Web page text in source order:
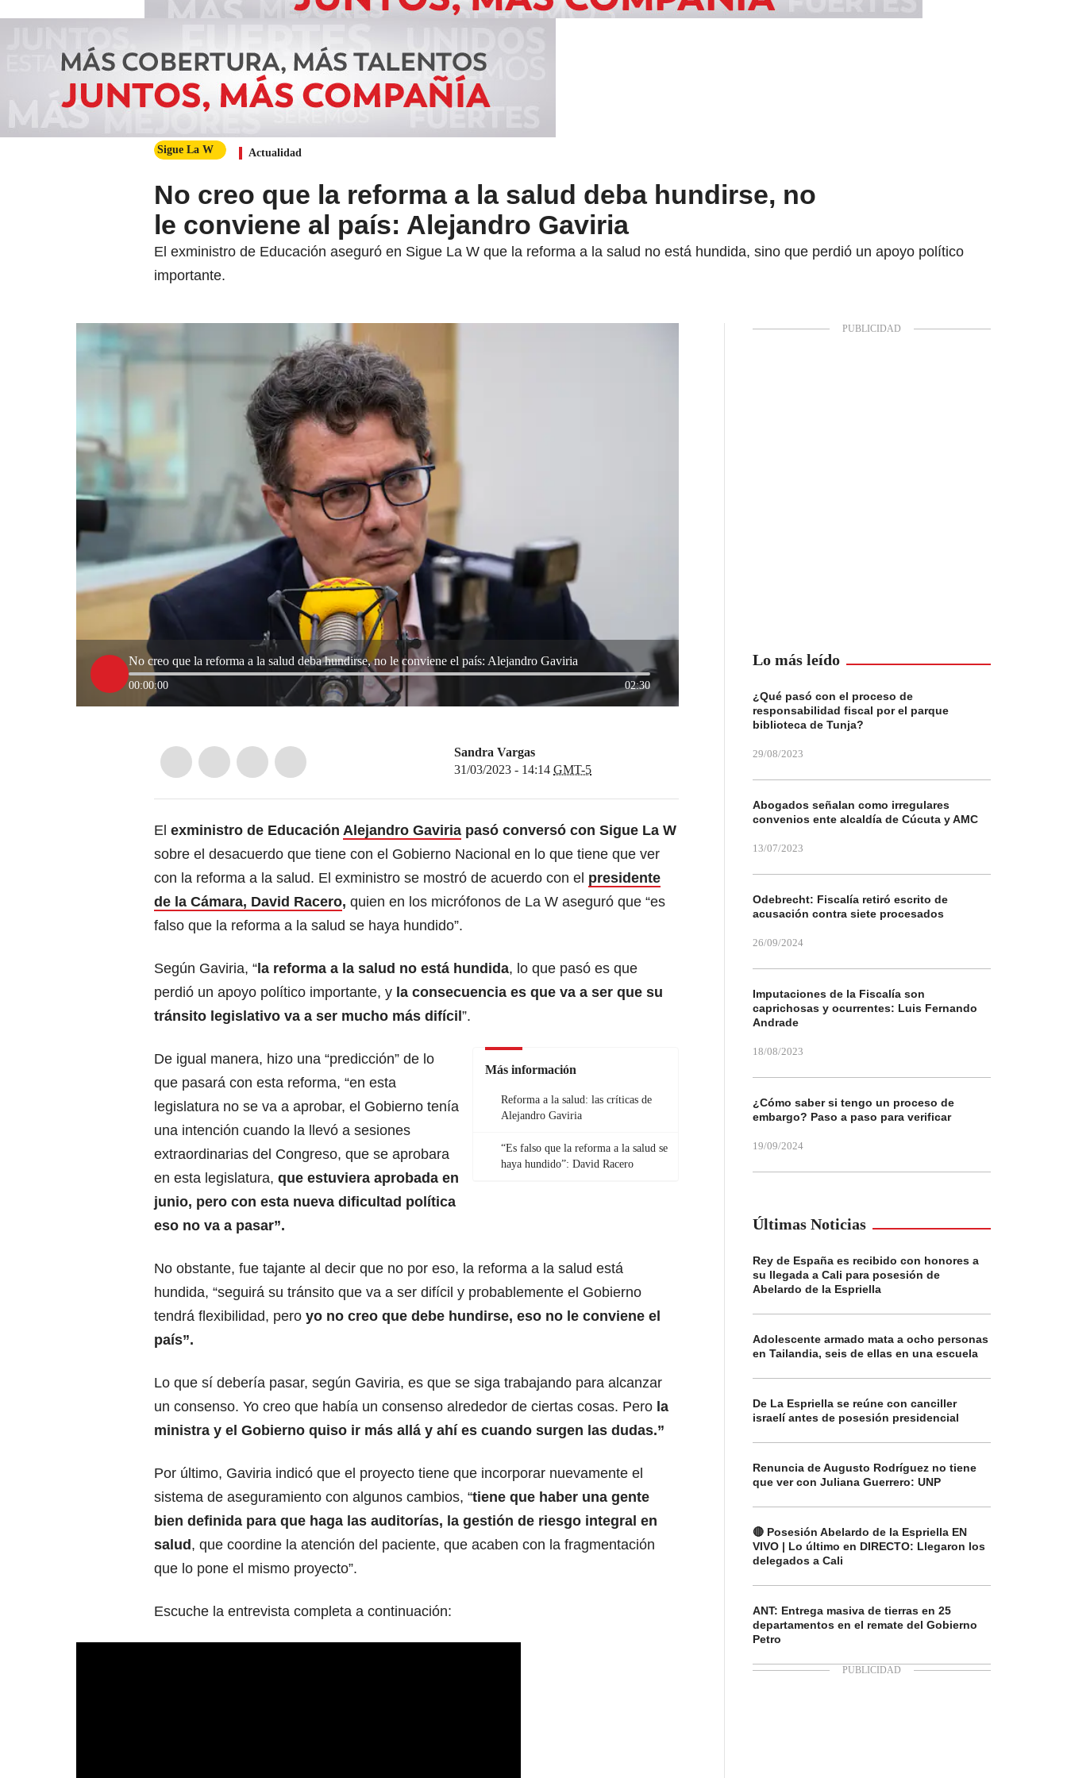
Sigue La W Actualidad
No creo que la reforma a la salud deba hundirse, no
le conviene al país: Alejandro Gaviria
El exministro de Educación aseguró en Sigue La W que la reforma a la salud no está hundida, sino que perdió un apoyo político
importante.
No creo que la reforma a la salud deba hundirse, no le conviene el país: Alejandro Gaviria
00:00:00 02:30
Sandra Vargas
31/03/2023 - 14:14 GMT-5
El exministro de Educación Alejandro Gaviria pasó conversó con Sigue La W
sobre el desacuerdo que tiene con el Gobierno Nacional en lo que tiene que ver
con la reforma a la salud. El exministro se mostró de acuerdo con el presidente
de la Cámara, David Racero, quien en los micrófonos de La W aseguró que “es
falso que la reforma a la salud se haya hundido”.
Según Gaviria, “ la reforma a la salud no está hundida, lo que pasó es que
perdió un apoyo político importante, y la consecuencia es que va a ser que su
tránsito legislativo va a ser mucho más difícil ”.
Más información
Reforma a la salud: las críticas de
Alejandro Gaviria
“Es falso que la reforma a la salud se
haya hundido”: David Racero
De igual manera, hizo una “predicción” de lo
que pasará con esta reforma, “en esta
legislatura no se va a aprobar, el Gobierno tenía
una intención cuando la llevó a sesiones
extraordinarias del Congreso, que se aprobara
en esta legislatura, que estuviera aprobada en
junio, pero con esta nueva dificultad política
eso no va a pasar”.
No obstante, fue tajante al decir que no por eso, la reforma a la salud está
hundida, “seguirá su tránsito que va a ser difícil y probablemente el Gobierno
tendrá flexibilidad, pero yo no creo que debe hundirse, eso no le conviene el
país”.
Lo que sí debería pasar, según Gaviria, es que se siga trabajando para alcanzar
un consenso. Yo creo que había un consenso alrededor de ciertas cosas. Pero la
ministra y el Gobierno quiso ir más allá y ahí es cuando surgen las dudas.”
Por último, Gaviria indicó que el proyecto tiene que incorporar nuevamente el
sistema de aseguramiento con algunos cambios, “tiene que haber una gente
bien definida para que haga las auditorías, la gestión de riesgo integral en
salud , que coordine la atención del paciente, que acaben con la fragmentación
que lo pone el mismo proyecto”.
Escuche la entrevista completa a continuación:
Lo más leído
¿Qué pasó con el proceso de
responsabilidad fiscal por el parque
biblioteca de Tunja?
29/08/2023
Abogados señalan como irregulares
convenios ente alcaldía de Cúcuta y AMC
13/07/2023
Odebrecht: Fiscalía retiró escrito de
acusación contra siete procesados
26/09/2024
Imputaciones de la Fiscalía son
caprichosas y ocurrentes: Luis Fernando
Andrade
18/08/2023
¿Cómo saber si tengo un proceso de
embargo? Paso a paso para verificar
19/09/2024
Últimas Noticias
Rey de España es recibido con honores a
su llegada a Cali para posesión de
Abelardo de la Espriella
Adolescente armado mata a ocho personas
en Tailandia, seis de ellas en una escuela
De La Espriella se reúne con canciller
israelí antes de posesión presidencial
Renuncia de Augusto Rodríguez no tiene
que ver con Juliana Guerrero: UNP
🔴 Posesión Abelardo de la Espriella EN
VIVO | Lo último en DIRECTO: Llegaron los
delegados a Cali
ANT: Entrega masiva de tierras en 25
departamentos en el remate del Gobierno
Petro